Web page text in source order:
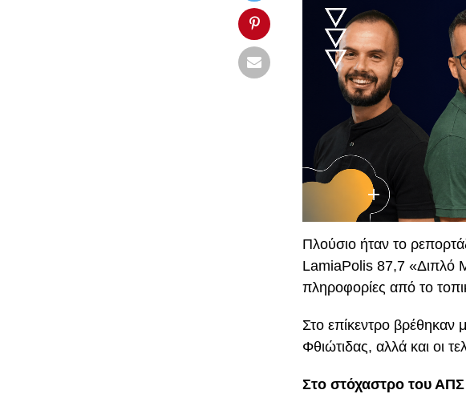
Πλούσιο ήταν το
LamiaPolis 87,7 «Διπλό
πληροφορίες από το
Στο επίκεντρο βρέθηκαν
Φθιώτιδας, αλλά και οι
Στο στόχαστρο του